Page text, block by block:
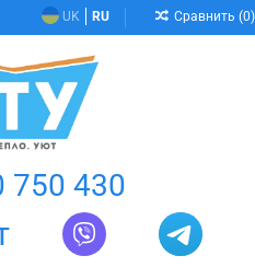
UK RU Сравнить (0)
750 430